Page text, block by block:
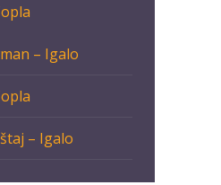
– Igalo
– Igalo